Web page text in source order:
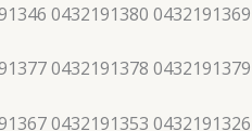
0432191380 0432191369
0432191378 0432191379
0432191353 0432191326